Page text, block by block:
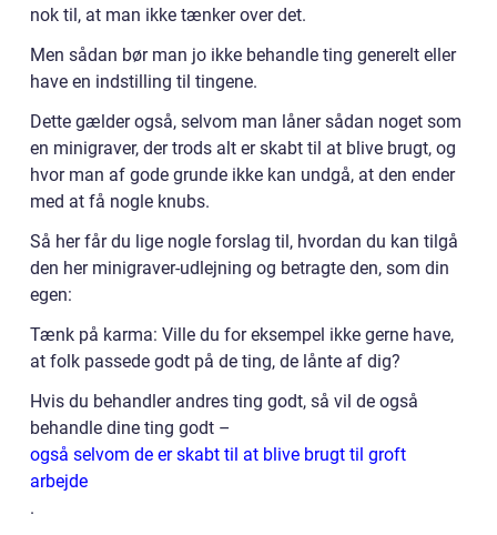
nok til, at man ikke tænker over det.
Men sådan bør man jo ikke behandle ting generelt eller
have en indstilling til tingene.
Dette gælder også, selvom man låner sådan noget som
en minigraver, der trods alt er skabt til at blive brugt, og
hvor man af gode grunde ikke kan undgå, at den ender
med at få nogle knubs.
Så her får du lige nogle forslag til, hvordan du kan tilgå
den her minigraver-udlejning og betragte den, som din
egen:
Tænk på karma: Ville du for eksempel ikke gerne have,
at folk passede godt på de ting, de lånte af dig?
Hvis du behandler andres ting godt, så vil de også
behandle dine ting godt –
også selvom de er skabt til at blive brugt til groft
arbejde
.